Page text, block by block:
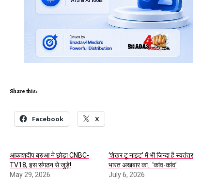
Share this:
Facebook X
आकाशदीप बरुआ ने छोड़ा CNBC-
TV18, इस संगठन से जुड़े!
May 29, 2026
‘शेखर टू नाइट’ में भी जिन्दा है स्वतंत्र
भारत अखबार का.. ‘कांव-कांव’
July 6, 2026